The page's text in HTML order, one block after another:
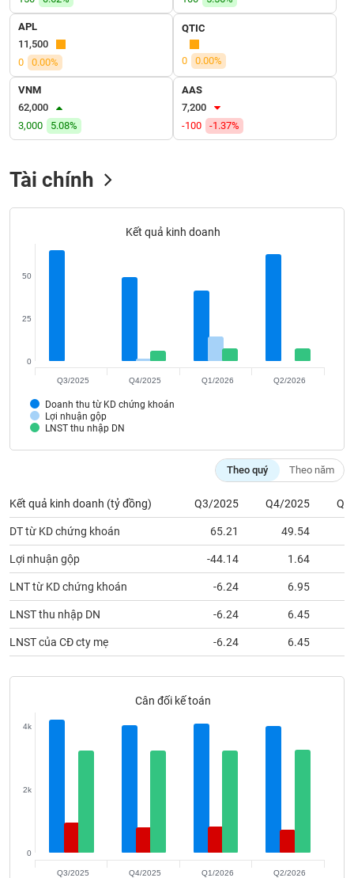
APL
11,500
0
0.00%
QTIC
0 0.00%
VNM
62,000
3,000
5.08%
AAS
7,200
-100
-1.37%
Tài chính
Kết quả kinh doanh
Lợi nhuận gộp
LNST thu nhập DN
Doanh thu từ KD chứng khoán
0
25
50
Q3/2025 Q4/2025 Q1/2026 Q2/2026
Theo quý Theo năm
Kết quả kinh doanh (tỷ đồng) Q3/2025 Q4/2025
DT từ KD chứng khoán 65.21 49.54
Lợi nhuận gộp -44.14 1.64
LNT từ KD chứng khoán -6.24 6.95
LNST thu nhập DN -6.24 6.45
LNST của CĐ cty mẹ -6.24 6.45
Cân đối kế toán
0
2k
4k
Q3/2025 Q4/2025 Q1/2026 Q2/2026
SÓC
SỨC
KHỎE
CHÍNH
THÔNG
VỤ
TRUYỀN
BẤT
ĐỘNG
SẢN
Mã
chứng
(-)
Tất cả
Tin
tức